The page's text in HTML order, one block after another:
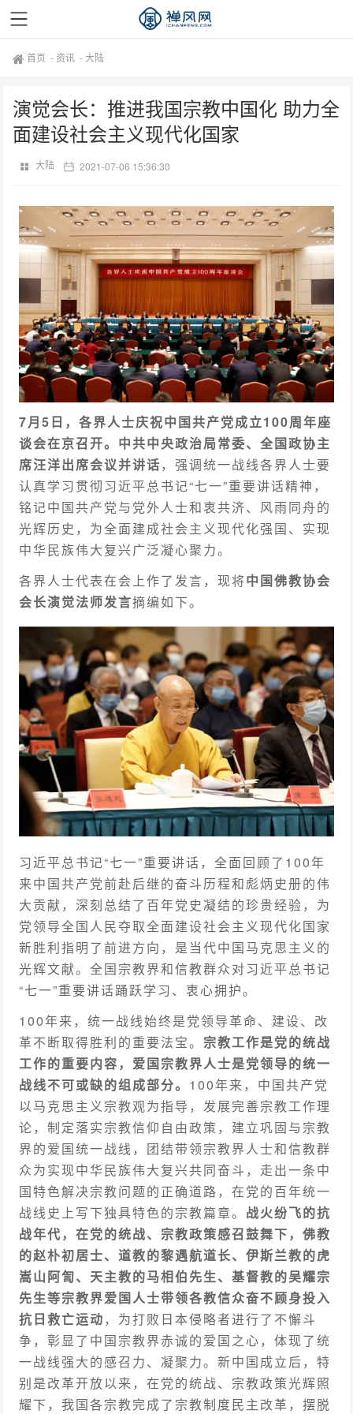
首页 - 资讯 -大陆
演觉会长：推进我国宗教中国化 助力全
面建设社会主义现代化国家
大陆 2021-07-06 15:36:30
7月5日，各界人士庆祝中国共产党成立100周年座
谈会在京召开。中共中央政治局常委、全国政协主
席汪洋出席会议并讲话 ，强调统一战线各界人士要
认真学习贯彻习近平总书记“七一”重要讲话精神，
铭记中国共产党与党外人士和衷共济、风雨同舟的
光辉历史，为全面建成社会主义现代化强国、实现
中华民族伟大复兴广泛凝心聚力。
各界人士代表在会上作了发言，现将中国佛教协会
会长演觉法师发言摘编如下。
习近平总书记“七一”重要讲话，全面回顾了100年
来中国共产党前赴后继的奋斗历程和彪炳史册的伟
大贡献，深刻总结了百年党史凝结的珍贵经验，为
党领导全国人民夺取全面建设社会主义现代化国家
新胜利指明了前进方向，是当代中国马克思主义的
光辉文献。全国宗教界和信教群众对习近平总书记
“七一”重要讲话踊跃学习、衷心拥护。
100年来，统一战线始终是党领导革命、建设、改
革不断取得胜利的重要法宝。 宗教工作是党的统战
工作的重要内容，爱国宗教界人士是党领导的统一
战线不可或缺的组成部分。 100年来，中国共产党
以马克思主义宗教观为指导，发展完善宗教工作理
论，制定落实宗教信仰自由政策，建立巩固与宗教
界的爱国统一战线，团结带领宗教界人士和信教群
众为实现中华民族伟大复兴共同奋斗，走出一条中
国特色解决宗教问题的正确道路，在党的百年统一
战线史上写下独具特色的宗教篇章。 战火纷飞的抗
战年代，在党的统战、宗教政策感召鼓舞下，佛教
的赵朴初居士、道教的黎遇航道长、伊斯兰教的虎
嵩山阿訇、天主教的马相伯先生、基督教的吴耀宗
先生等宗教界爱国人士带领各教信众奋不顾身投入
抗日救亡运动 ，为打败日本侵略者进行了不懈斗
争，彰显了中国宗教界赤诚的爱国之心，体现了统
一战线强大的感召力、凝聚力。新中国成立后，特
别是改革开放以来，在党的统战、宗教政策光辉照
耀下，我国各宗教完成了宗教制度民主改革，摆脱